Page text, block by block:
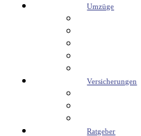
Umzüge
Versicherungen
Ratgeber